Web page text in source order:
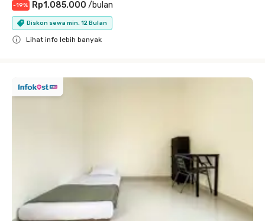
-19% Rp1.085.000 /bulan
Diskon sewa min. 12 Bulan
Lihat info lebih banyak